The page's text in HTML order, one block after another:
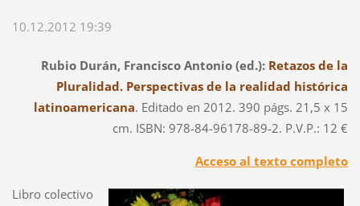
10.12.2012 19:39
Rubio Durán, Francisco Antonio (ed.): Retazos de la
Pluralidad. Perspectivas de la realidad histórica
latinoamericana. Editado en 2012. 390 págs. 21,5 x 15
cm. ISBN: 978-84-96178-89-2. P.V.P.: 12 €
Acceso al texto completo
Libro colectivo